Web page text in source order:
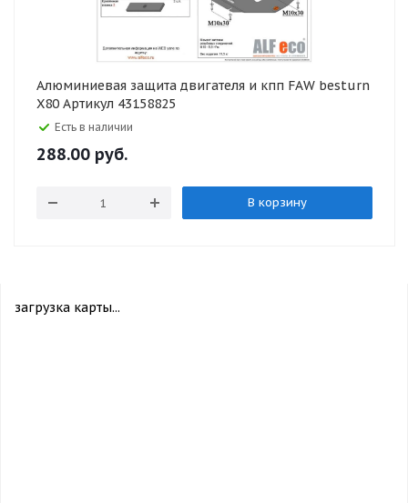
Алюминиевая защита двигателя и кпп FAW besturn
X80 Артикул 43158825
Есть в наличии
288.00 руб.
В корзину
загрузка карты...